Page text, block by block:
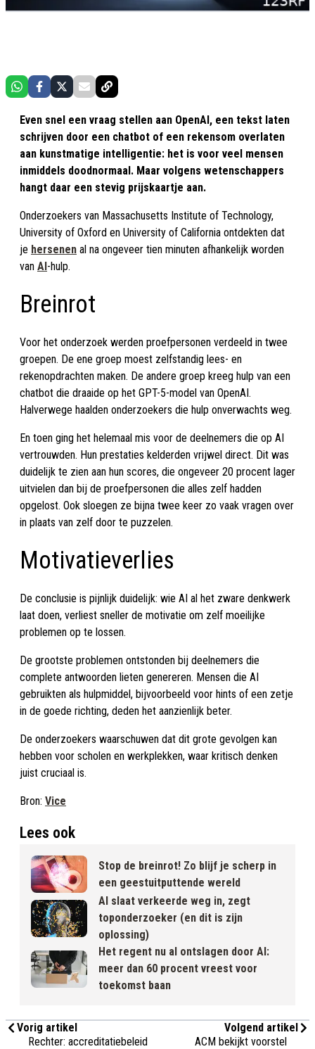
Even snel een vraag stellen aan OpenAI, een tekst laten
schrijven door een chatbot of een rekensom overlaten
aan kunstmatige intelligentie: het is voor veel mensen
inmiddels doodnormaal. Maar volgens wetenschappers
hangt daar een stevig prijskaartje aan.
Onderzoekers van Massachusetts Institute of Technology,
University of Oxford en University of California ontdekten dat
je hersenen al na ongeveer tien minuten afhankelijk worden
van AI-hulp.
Breinrot
Voor het onderzoek werden proefpersonen verdeeld in twee
groepen. De ene groep moest zelfstandig lees- en
rekenopdrachten maken. De andere groep kreeg hulp van een
chatbot die draaide op het GPT-5-model van OpenAI.
Halverwege haalden onderzoekers die hulp onverwachts weg.
En toen ging het helemaal mis voor de deelnemers die op AI
vertrouwden. Hun prestaties kelderden vrijwel direct. Dit was
duidelijk te zien aan hun scores, die ongeveer 20 procent lager
uitvielen dan bij de proefpersonen die alles zelf hadden
opgelost. Ook sloegen ze bijna twee keer zo vaak vragen over
in plaats van zelf door te puzzelen.
Motivatieverlies
De conclusie is pijnlijk duidelijk: wie AI al het zware denkwerk
laat doen, verliest sneller de motivatie om zelf moeilijke
problemen op te lossen.
De grootste problemen ontstonden bij deelnemers die
complete antwoorden lieten genereren. Mensen die AI
gebruikten als hulpmiddel, bijvoorbeeld voor hints of een zetje
in de goede richting, deden het aanzienlijk beter.
De onderzoekers waarschuwen dat dit grote gevolgen kan
hebben voor scholen en werkplekken, waar kritisch denken
juist cruciaal is.
Bron: Vice
Lees ook
Stop de breinrot! Zo blijf je scherp in
een geestuitputtende wereld
AI slaat verkeerde weg in, zegt
toponderzoeker (en dit is zijn
oplossing)
Het regent nu al ontslagen door AI:
meer dan 60 procent vreest voor
toekomst baan
Vorig artikel
Rechter: accreditatiebeleid
Volgend artikel
ACM bekijkt voorstel